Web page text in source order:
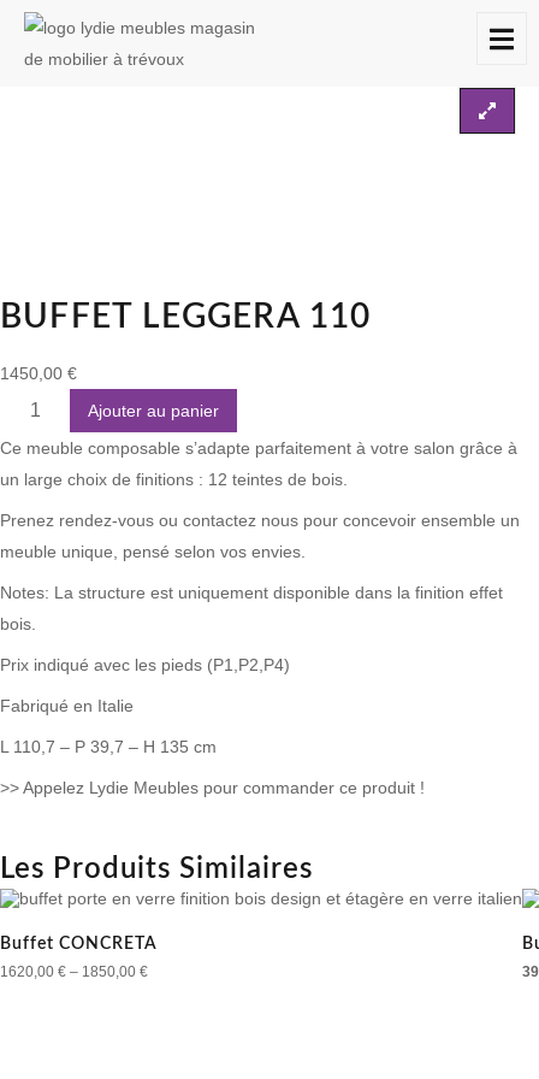
Accueil Les buffets Buffet LEGGERA 110
BUFFET LEGGERA 110
1450,00 €
Ajouter au panier
Ce meuble composable s’adapte parfaitement à votre salon grâce à
un large choix de finitions : 12 teintes de bois.
Prenez rendez-vous ou contactez nous pour concevoir ensemble un
meuble unique, pensé selon vos envies.
Notes: La structure est uniquement disponible dans la finition effet
bois.
Prix indiqué avec les pieds (P1,P2,P4)
Fabriqué en Italie
L 110,7 – P 39,7 – H 135 cm
>> Appelez Lydie Meubles pour commander ce produit !
Les Produits Similaires
Buffet CONCRETA
1620,00 € – 1850,00 €